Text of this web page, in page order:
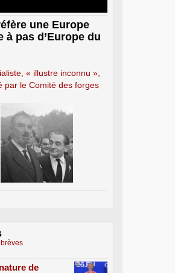
une Europe
à pas d’Europe du
« illustre inconnu »,
par le Comité des forges
de